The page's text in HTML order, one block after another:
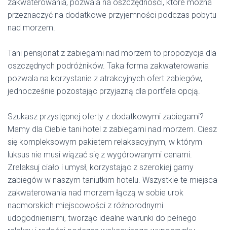
zakwaterowania, pozwala na oszczędności, które można
przeznaczyć na dodatkowe przyjemności podczas pobytu
nad morzem.
Tani pensjonat z zabiegami nad morzem to propozycja dla
oszczędnych podróżników. Taka forma zakwaterowania
pozwala na korzystanie z atrakcyjnych ofert zabiegów,
jednocześnie pozostając przyjazną dla portfela opcją.
Szukasz przystępnej oferty z dodatkowymi zabiegami?
Mamy dla Ciebie tani hotel z zabiegami nad morzem. Ciesz
się kompleksowym pakietem relaksacyjnym, w którym
luksus nie musi wiązać się z wygórowanymi cenami.
Zrelaksuj ciało i umysł, korzystając z szerokiej gamy
zabiegów w naszym taniutkim hotelu. Wszystkie te miejsca
zakwaterowania nad morzem łączą w sobie urok
nadmorskich miejscowości z różnorodnymi
udogodnieniami, tworząc idealne warunki do pełnego